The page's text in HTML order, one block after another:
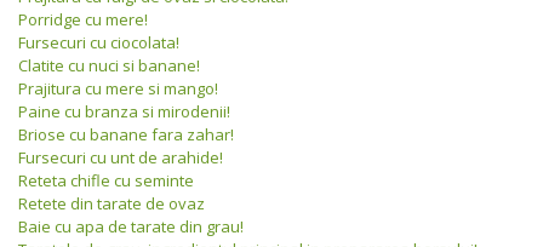
Porridge cu mere!
Fursecuri cu ciocolata!
Clatite cu nuci si banane!
Prajitura cu mere si mango!
Paine cu branza si mirodenii!
Briose cu banane fara zahar!
Fursecuri cu unt de arahide!
Reteta chifle cu seminte
Retete din tarate de ovaz
Baie cu apa de tarate din grau!